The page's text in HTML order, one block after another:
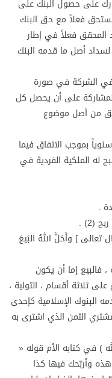
على حصول البنك على
فعلاً مع حق البنك
المحقق فعلاً في إطار
أصل ما قدمه البنك
الشركة في صورة
على أن يحصل كل
من أصل موضوع
بموجب الاتفاق فيما
له الملكية الفردية في
.
(2) .
] وأَحَلَّ اللهُ البَيعَ
إما أن يكون
ثلاثة أقسام ، التولية ،
البنوك الإسلامية كإحدى
الثمن الذي اشترى به
) في كتابه الأم قوله «
وأربّحك فيها كذا